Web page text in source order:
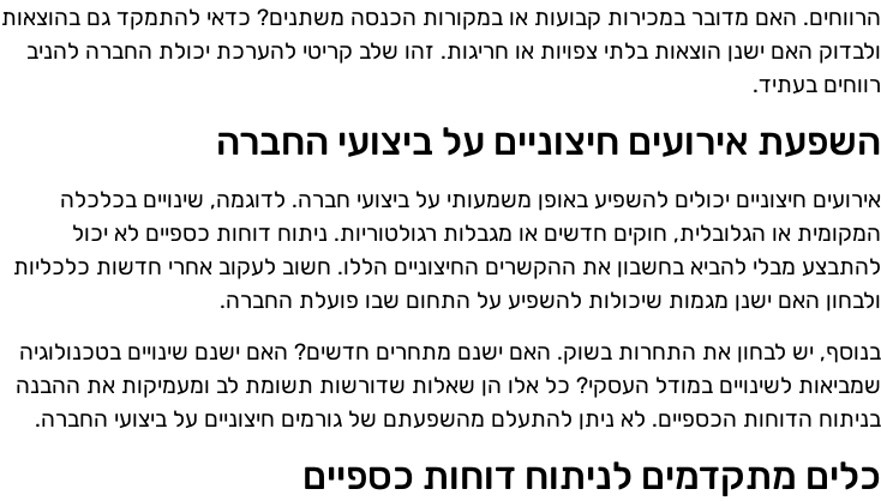
הרווחים. האם מדובר במכירות קבועות או במקורות הכנסה משתנים? כדאי להתמקד גם בהוצאות
ולבדוק האם ישנן הוצאות בלתי צפויות או חריגות. זהו שלב קריטי להערכת יכולת החברה להניב
רווחים בעתיד.
השפעת אירועים חיצוניים על ביצועי החברה
אירועים חיצוניים יכולים להשפיע באופן משמעותי על ביצועי חברה. לדוגמה, שינויים בכלכלה
המקומית או הגלובלית, חוקים חדשים או מגבלות רגולטוריות. ניתוח דוחות כספיים לא יכול
להתבצע מבלי להביא בחשבון את ההקשרים החיצוניים הללו. חשוב לעקוב אחרי חדשות כלכליות
ולבחון האם ישנן מגמות שיכולות להשפיע על התחום שבו פועלת החברה.
בנוסף, יש לבחון את התחרות בשוק. האם ישנם מתחרים חדשים? האם ישנם שינויים בטכנולוגיה
שמביאות לשינויים במודל העסקי? כל אלו הן שאלות שדורשות תשומת לב ומעמיקות את ההבנה
בניתוח הדוחות הכספיים. לא ניתן להתעלם מהשפעתם של גורמים חיצוניים על ביצועי החברה.
כלים מתקדמים לניתוח דוחות כספיים